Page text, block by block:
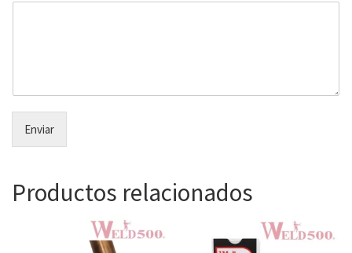
Enviar
Productos relacionados